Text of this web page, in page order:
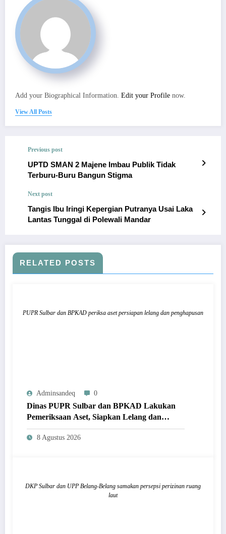
Add your Biographical Information. Edit your Profile now.
View All Posts
Previous post
UPTD SMAN 2 Majene Imbau Publik Tidak
Terburu-Buru Bangun Stigma
Next post
Tangis Ibu Iringi Kepergian Putranya Usai Laka
Lantas Tunggal di Polewali Mandar
RELATED POSTS
PUPR Sulbar dan BPKAD periksa aset persiapan lelang dan penghapusan
Adminsandeq 0
Dinas PUPR Sulbar dan BPKAD Lakukan
Pemeriksaan Aset, Siapkan Lelang dan
Penghapusan Barang Milik Daerah
8 Agustus 2026
DKP Sulbar dan UPP Belang-Belang samakan persepsi perizinan ruang
laut